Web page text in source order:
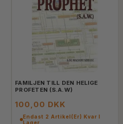
FAMILJEN TILL DEN HELIGE
PROFETEN (S.A.W)
100,00 DKK
Endast 2 Artikel(er) Kvar I
Lager